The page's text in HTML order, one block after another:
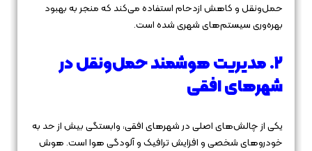
حمل‌ونقل و کاهش ازدحام استفاده می‌کند که منجر به بهبود
بهره‌وری سیستم‌های شهری شده است.
۲. مدیریت هوشمند حمل‌ونقل در
شهرهای افقی
یکی از چالش‌های اصلی در شهرهای افقی، وابستگی بیش از حد به
خودروهای شخصی و افزایش ترافیک و آلودگی هوا است. هوش